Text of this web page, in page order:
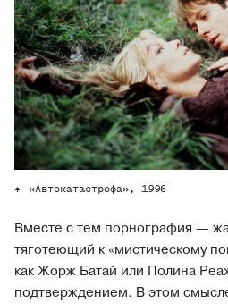
«Автокатастрофа», 1996
Вместе с тем порнография —
тяготеющий к «мистическому
как Жорж Батай или Полина
подтверждением. В этом